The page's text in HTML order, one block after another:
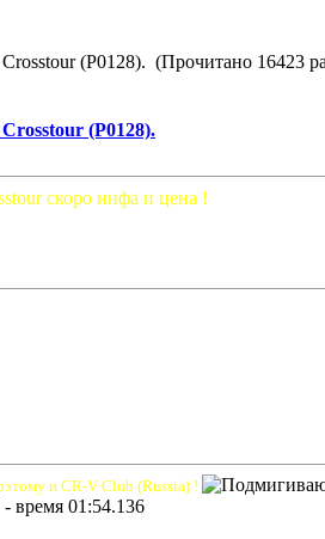
(P0128). (Прочитано 16423
(P0128).
скоро инфа и цена !
и CR-V Club (Russia) !
01:54.136